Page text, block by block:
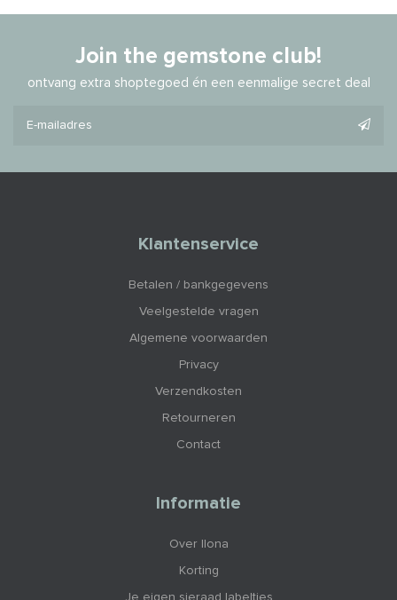
Join the gemstone club!
ontvang extra shoptegoed én een eenmalige secret deal
Klantenservice
Betalen / bankgegevens
Veelgestelde vragen
Algemene voorwaarden
Privacy
Verzendkosten
Retourneren
Contact
Informatie
Over Ilona
Korting
Je eigen sieraad labeltjes